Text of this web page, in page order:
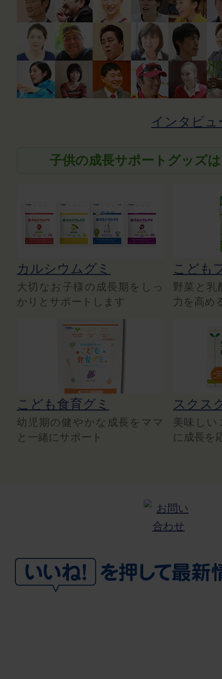
インタビュ
子供の成長サポートグッズ
カルシウムグミ
大切なお子様の成長期をしっ
かりとサポートします
こども
野菜と乳
力を高め
こども食育グミ
幼児期の健やかな成長をママ
と一緒にサポート
スクス
美味しい
に成長を